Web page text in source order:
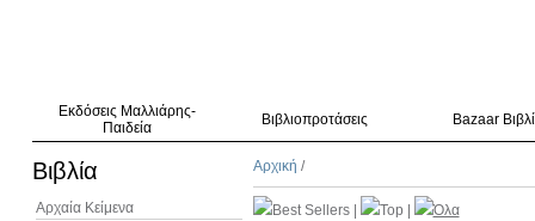
Εκδόσεις Μαλλιάρης-
Παιδεία
Βιβλιοπροτάσεις Bazaar
Βιβλία
Αρχαία Κείμενα
Αρχική /
Best Sellers| Top Όλα